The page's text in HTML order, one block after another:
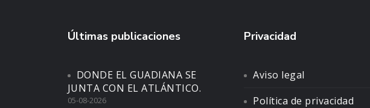
Últimas publicaciones
DONDE EL GUADIANA SE
JUNTA CON EL ATLÁNTICO.
05-08-2026
Privacidad
Aviso legal
Política de privacidad